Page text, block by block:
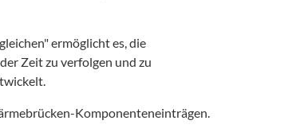
ermöglicht es, die
Zeit zu verfolgen und zu
Komponenteneinträgen.